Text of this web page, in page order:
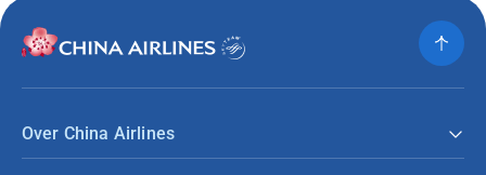
Over China Airlines